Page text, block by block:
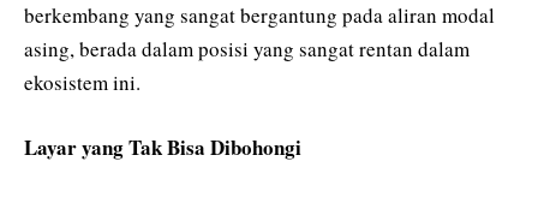
berkembang yang sangat bergantung pada aliran modal
asing, berada dalam posisi yang sangat rentan dalam
ekosistem ini.
Layar yang Tak Bisa Dibohongi